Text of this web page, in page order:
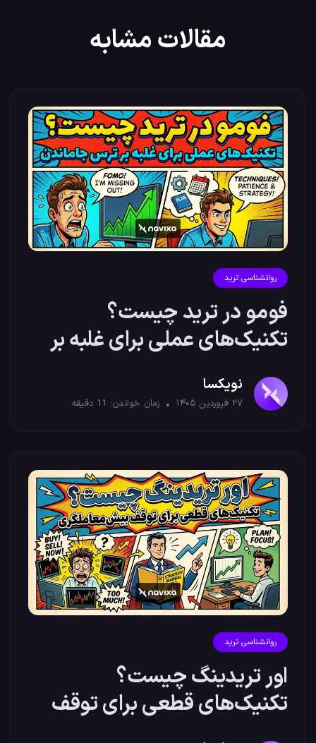
مقالات مشابه
روانشناسی ترید
فومو در ترید چیست؟
تکنیک‌های عملی برای غلبه بر
ترس جاماندن
نویکسا
۲۷ فروردین ۱۴۰۵ زمان خواندن: 11 دقیقه
روانشناسی ترید
اور تریدینگ چیست؟
تکنیک‌های قطعی برای توقف